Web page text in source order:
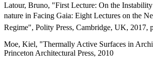
Latour, Bruno, "First Lecture: On the
nature in Facing Gaia: Eight Lectures on the
Regime", Polity Press, Cambridge, UK, 2017,
Moe, Kiel, "Thermally Active Surfaces in
Princeton Architectural Press, 2010